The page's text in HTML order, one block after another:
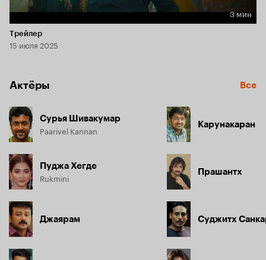
Длительность 3 мин
3 мин
Трейлер
15 июля 2025
Актёры Все
Сурья Шивакумар
Paarivel Kannan
Пуджа Хегде
Rukmini
Джаярам
Карунакаран
Прашантх
Суджитх